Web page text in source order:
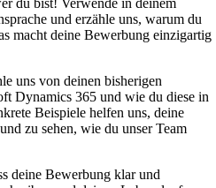
du bist! Verwende in deinem
und erzähle uns, warum du
macht deine Bewerbung einzigartig
uns von deinen bisherigen
Dynamics 365 und wie du diese in
Beispiele helfen uns, deine
zu sehen, wie du unser Team
deine Bewerbung klar und